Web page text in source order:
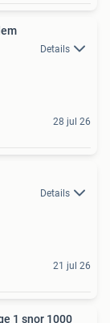
Details
28 jul 26
Details
21 jul 26
1 snor 1000